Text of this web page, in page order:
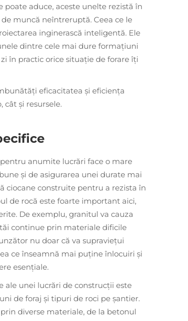
aduce, aceste unelte rezistă în
muncă neîntreruptă. Ceea ce le
inginerască inteligentă. Ele
dintre cele mai dure formațiuni
în practic orice situație de forare îți
eficacitatea și eficiența
și resursele.
anumite lucrări face o mare
și de asigurarea unei durate mai
ciocane construite pentru a rezista în
de rocă este foarte important aici,
De exemplu, granitul va cauza
continue prin materiale dificile
nu doar că va supraviețui
ce înseamnă mai puține înlocuiri și
esențiale.
ale unei lucrări de construcții este
de foraj și tipuri de roci pe șantier.
diverse materiale, de la betonul